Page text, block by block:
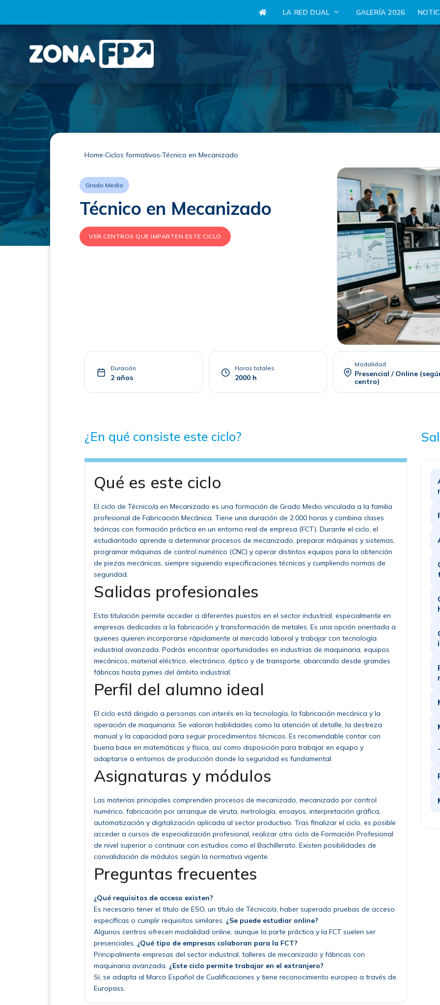
LA RED DUAL GALERÍA 2026
Home Ciclos formativos Técnico en Mecanizado
Grado Medio
Técnico en Mecanizado
VER CENTROS QUE IMPARTEN ESTE CICLO
Duración
2 años
Horas totales
2000 h
Modalidad
Presencial / Online
centro)
¿En qué consiste este ciclo?
Qué es este ciclo
El ciclo de Técnico/a en Mecanizado es una formación de Grado Medio vinculada a la familia
profesional de Fabricación Mecánica. Tiene una duración de 2.000 horas y combina clases
teóricas con formación práctica en un entorno real de empresa (FCT). Durante el ciclo, el
estudiantado aprende a determinar procesos de mecanizado, preparar máquinas y sistemas,
programar máquinas de control numérico (CNC) y operar distintos equipos para la obtención
de piezas mecánicas, siempre siguiendo especificaciones técnicas y cumpliendo normas de
seguridad.
Salidas profesionales
Esta titulación permite acceder a diferentes puestos en el sector industrial, especialmente en
empresas dedicadas a la fabricación y transformación de metales. Es una opción orientada a
quienes quieren incorporarse rápidamente al mercado laboral y trabajar con tecnología
industrial avanzada. Podrás encontrar oportunidades en industrias de maquinaria, equipos
mecánicos, material eléctrico, electrónico, óptico y de transporte, abarcando desde grandes
fábricas hasta pymes del ámbito industrial.
Perfil del alumno ideal
El ciclo está dirigido a personas con interés en la tecnología, la fabricación mecánica y la
operación de maquinaria. Se valoran habilidades como la atención al detalle, la destreza
manual y la capacidad para seguir procedimientos técnicos. Es recomendable contar con
buena base en matemáticas y física, así como disposición para trabajar en equipo y
adaptarse a entornos de producción donde la seguridad es fundamental.
Asignaturas y módulos
Las materias principales comprenden procesos de mecanizado, mecanizado por control
numérico, fabricación por arranque de viruta, metrología, ensayos, interpretación gráfica,
automatización y digitalización aplicada al sector productivo. Tras finalizar el ciclo, es posible
acceder a cursos de especialización profesional, realizar otro ciclo de Formación Profesional
de nivel superior o continuar con estudios como el Bachillerato. Existen posibilidades de
convalidación de módulos según la normativa vigente.
Preguntas frecuentes
¿Qué requisitos de acceso existen?
Es necesario tener el título de ESO, un título de Técnico/a, haber superado pruebas de acceso
específicas o cumplir requisitos similares. ¿Se puede estudiar online?
Algunos centros ofrecen modalidad online, aunque la parte práctica y la FCT suelen ser
presenciales. ¿Qué tipo de empresas colaboran para la FCT?
Principalmente empresas del sector industrial, talleres de mecanizado y fábricas con
maquinaria avanzada. ¿Este ciclo permite trabajar en el extranjero?
Sí, se adapta al Marco Español de Cualificaciones y tiene reconocimiento europeo a través de
Europass.